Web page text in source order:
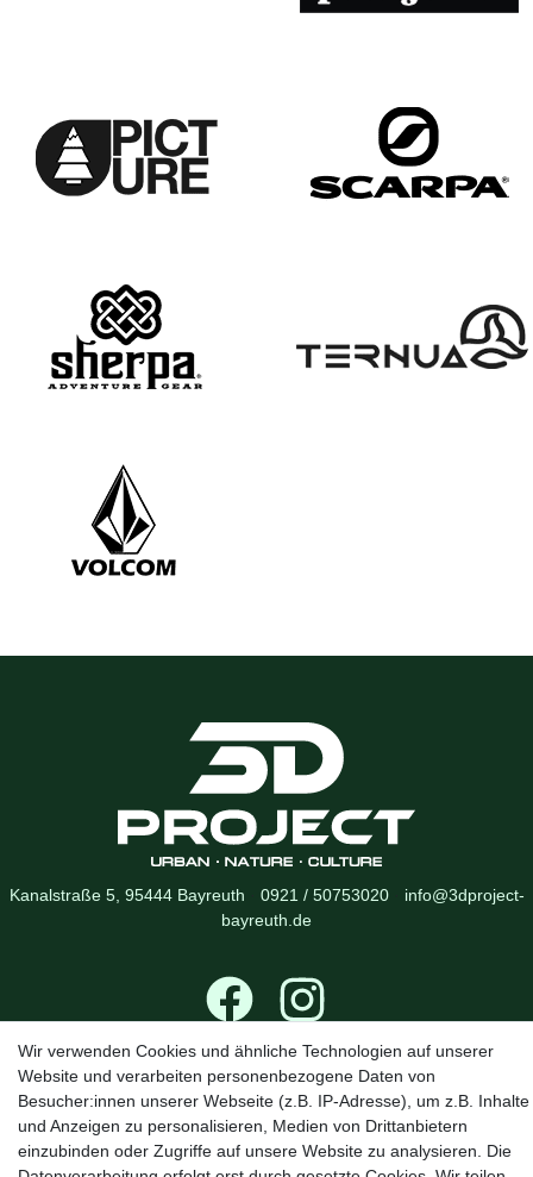
Kanalstraße 5, 95444 Bayreuth 0921 / 50753020· info@3dproject-
bayreuth.de
Wir verwenden Cookies und ähnliche Technologien auf unserer
Website und verarbeiten personenbezogene Daten von
Besucher:innen unserer Webseite (z.B. IP-Adresse), um z.B. Inhalte
und Anzeigen zu personalisieren, Medien von Drittanbietern
einzubinden oder Zugriffe auf unsere Website zu analysieren. Die